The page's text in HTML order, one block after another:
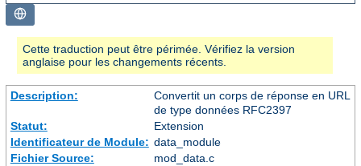
Cette traduction peut être périmée. Vérifiez la version
anglaise pour les changements récents.
Description:
Convertit un corps de réponse en URL
de type données RFC2397
Statut:
Extension
Identificateur de Module: data_module
Fichier Source:
mod_data.c